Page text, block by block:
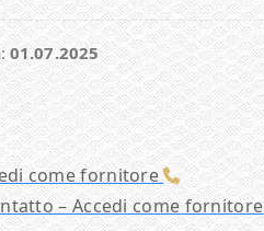
01.07.2025
come fornitore
– Accedi come fornitore